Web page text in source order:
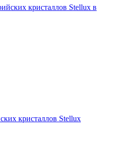
кристаллов Stellux в
кристаллов Stellux